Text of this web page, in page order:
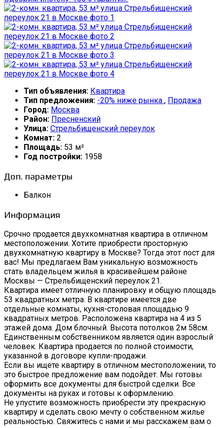
Тип объявления: Квартира
Тип предложения: -20% ниже рынка , Продажа
Город: Москва
Район: Пресненский
Улица: Стрельбищенский переулок
Комнат: 2
Площадь: 53 м²
Год постройки: 1958
Доп. параметры
Балкон
Информация
Срочно продается двухкомнатная квартира в отличном
местоположении. Хотите приобрести просторную
двухкомнатную квартиру в Москве? Тогда этот пост для
вас! Мы предлагаем Вам уникальную возможность
стать владельцем жилья в красивейшем районе
Москвы — Стрельбищенский переулок 21.
Квартира имеет отличную планировку и общую площадь
53 квадратных метра. В квартире имеется две
отдельные комнаты, кухня-столовая площадью 9
квадратных метров. Расположена квартира на 4 из 5
этажей дома. Дом блочный. Высота потолков 2м 58см.
Единственным собственником является один взрослый
человек. Квартира продается по полной стоимости,
указанной в договоре купли-продажи.
Если вы ищете квартиру в отличном местоположении, то
это быстрое предложение вам подойдет. Мы готовы
оформить все документы для быстрой сделки. Все
документы на руках и готовы к оформлению.
Не упустите возможность приобрести эту прекрасную
квартиру и сделать свою мечту о собственном жилье
реальностью. Свяжитесь с нами и мы расскажем вам о